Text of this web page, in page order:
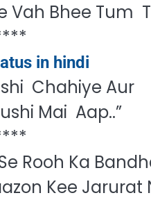
Vah Bhee Tum
in hindi
Chahiye Aur
Mai Aap..”
Rooh Ka
Kee Jarurat